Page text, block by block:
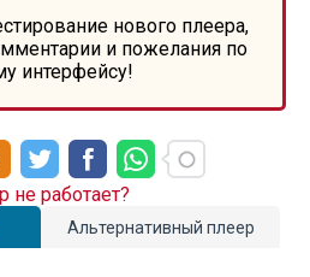
нового плеера,
и пожелания по
интерфейсу!
Альтернативный плеер
не работает?